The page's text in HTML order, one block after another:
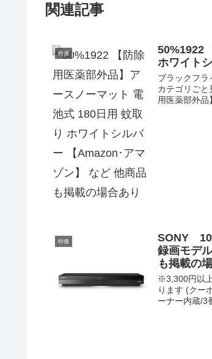
関連記事
特価
50%1922
ホワイト
ブラックフ
カテゴリご
用医薬部外品
特価
SONY
録画モデ
も掲載の
※3,300円以
ります (クー
ーナー内蔵/3